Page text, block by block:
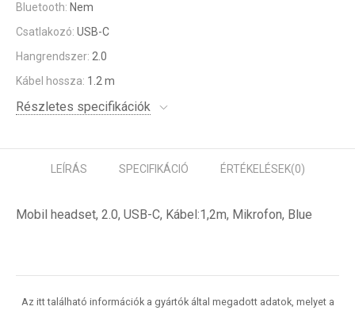
Bluetooth: Nem
Csatlakozó: USB-C
Hangrendszer: 2.0
Kábel hossza: 1.2 m
Részletes specifikációk
LEÍRÁS SPECIFIKÁCIÓ ÉRTÉKELÉSEK(0)
Mobil headset, 2.0, USB-C, Kábel:1,2m, Mikrofon, Blue
Az itt található információk a gyártók által megadott adatok, melyet a